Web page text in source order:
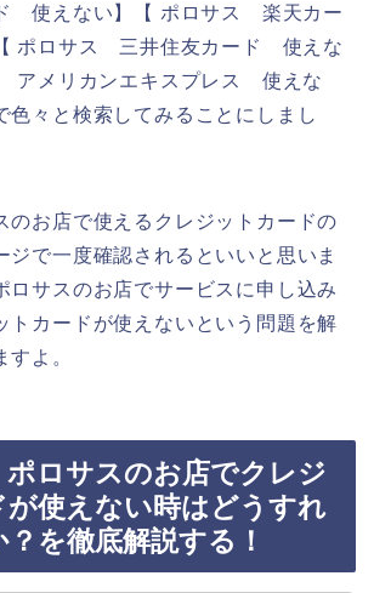
使えない】【 ポロサス 楽天カー
ポロサス 三井住友カード 使えな
アメリカンエキスプレス 使えな
色々と検索してみることにしまし
のお店で使えるクレジットカードの
ジで一度確認されるといいと思いま
ロサスのお店でサービスに申し込み
トカードが使えないという問題を解
よ。
ポロサスのお店でクレジ
が使えない時はどうすれ
を徹底解説する！